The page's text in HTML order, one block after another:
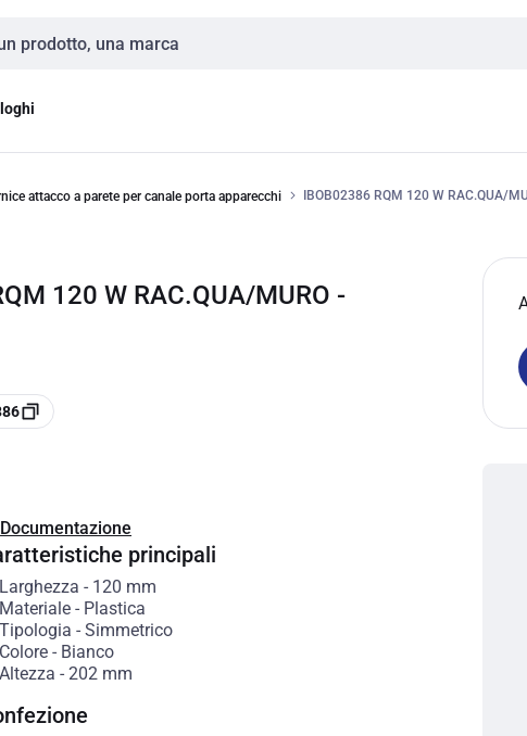
attacco a parete per canale porta apparecchi IBOB02386 RQM 120 W RAC.QUA/
120 W RAC.QUA/MURO -
Documentazione
principali
Larghezza - 120 mm
Materiale- Plastica
Tipologia - Simmetrico
Colore- Bianco
Altezza - 202 mm